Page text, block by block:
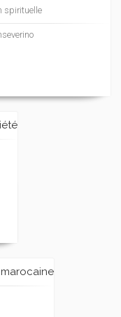
spirituelle